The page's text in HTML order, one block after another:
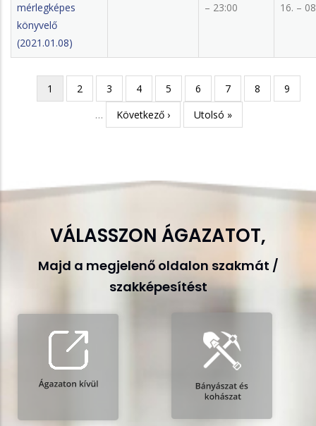
mérlegképes
könyvelő
(2021.01.08)
– 23:00
16. –
Oldalszámozás
Jelenlegi
oldal
1 Page
2 Page
3 Page
4 Page
5 Page
6 Page
7 Page
8 Page
9
…
Következő
oldal
Következő ›
Utolsó
oldal
Utolsó »
VÁLASSZON ÁGAZATOT,
Majd a megjelenő oldalon szakmát /
szakképesítést